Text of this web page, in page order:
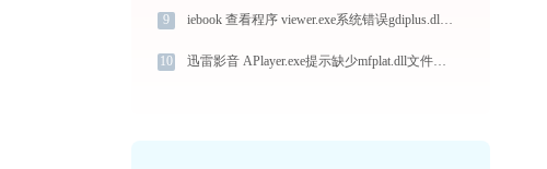
9 iebook 查看程序 viewer.exe系统错误gdiplus.dll丢失如何解决
10 迅雷影音 APlayer.exe提示缺少mfplat.dll文件的解决办法